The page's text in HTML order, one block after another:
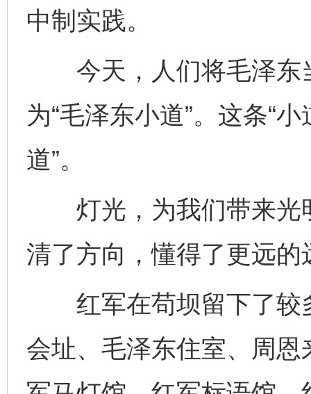
中制实践。
今天，人们将毛泽东
为“毛泽东小道”。这条“
道”。
灯光，为我们带来光
清了方向，懂得了更远的
红军在苟坝留下了较
会址、毛泽东住室、周